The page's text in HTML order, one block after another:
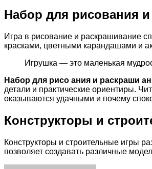
Набор для рисования
Игра в рисование и раскрашивание
красками, цветными карандашами и
Игрушка — это маленькая
Набор для рисо ания и раскраши
детали и практические ориентиры.
оказываются удачными и почему
Конструкторы и
Конструкторы и строительные игры
позволяет создавать различные